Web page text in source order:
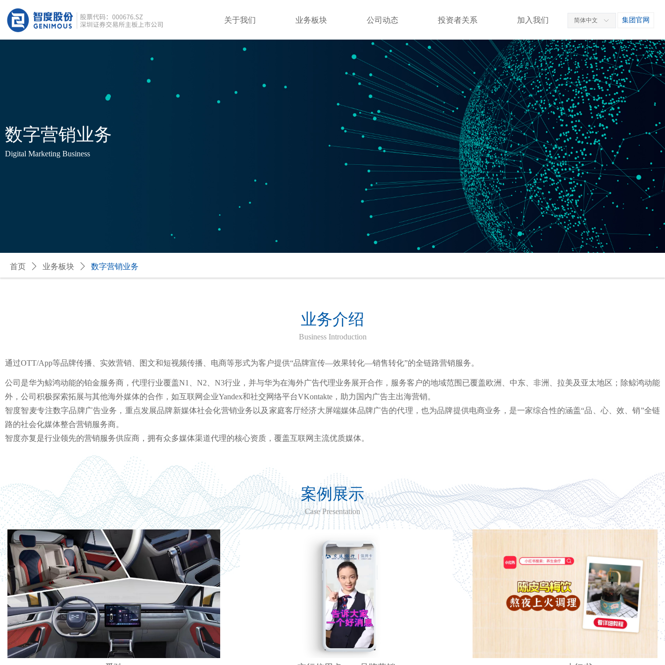
关于我们 业务板块 公司动态 投资者关系 加入我们 ꀅ
简体中文 集团官网
数字营销业务
Digital Marketing Business
首页 ꄲ 业务板块 ꄲ 数字营销业务
业务介绍
Business Introduction
通过OTT/App等品牌传播、实效营销、图文和短视频传播、电商等形式为客户提供“品牌宣传—效果转化—销售转化”的全链路营销服务。
公司是华为鲸鸿动能的铂金服务商，代理行业覆盖N1、N2、N3行业，并与华为在海外广告代理业务展开合作，服务客户的地域范围已覆盖欧洲、中东、非洲、拉美及亚太地区；除鲸鸿动能
外，公司积极探索拓展与其他海外媒体的合作，如互联网企业Yandex和社交网络平台VKontakte，助力国内广告主出海营销。
智度智麦专注数字品牌广告业务，重点发展品牌新媒体社会化营销业务以及家庭客厅经济大屏端媒体品牌广告的代理，也为品牌提供电商业务，是一家综合性的涵盖“品、心、效、销”全链
路的社会化媒体整合营销服务商。
智度亦复是行业领先的营销服务供应商，拥有众多媒体渠道代理的核心资质，覆盖互联网主流优质媒体。
案例展示
Case Presentation